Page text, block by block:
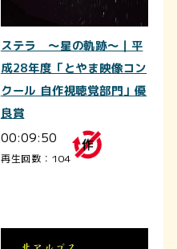
ステラ ～星の軌跡～｜平
成28年度「とやま映像コン
クール 自作視聴覚部門」優
良賞
00:09:50
再生回数：104